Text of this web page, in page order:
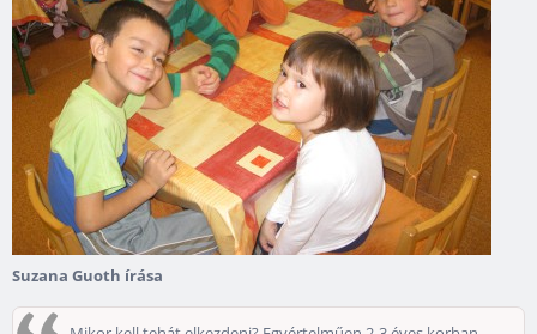
Suzana Guoth írása